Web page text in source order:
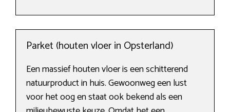
Parket (houten vloer in Opsterland)
Een massief houten vloer is een schitterend
natuurproduct in huis. Gewoonweg een lust
voor het oog en staat ook bekend als een